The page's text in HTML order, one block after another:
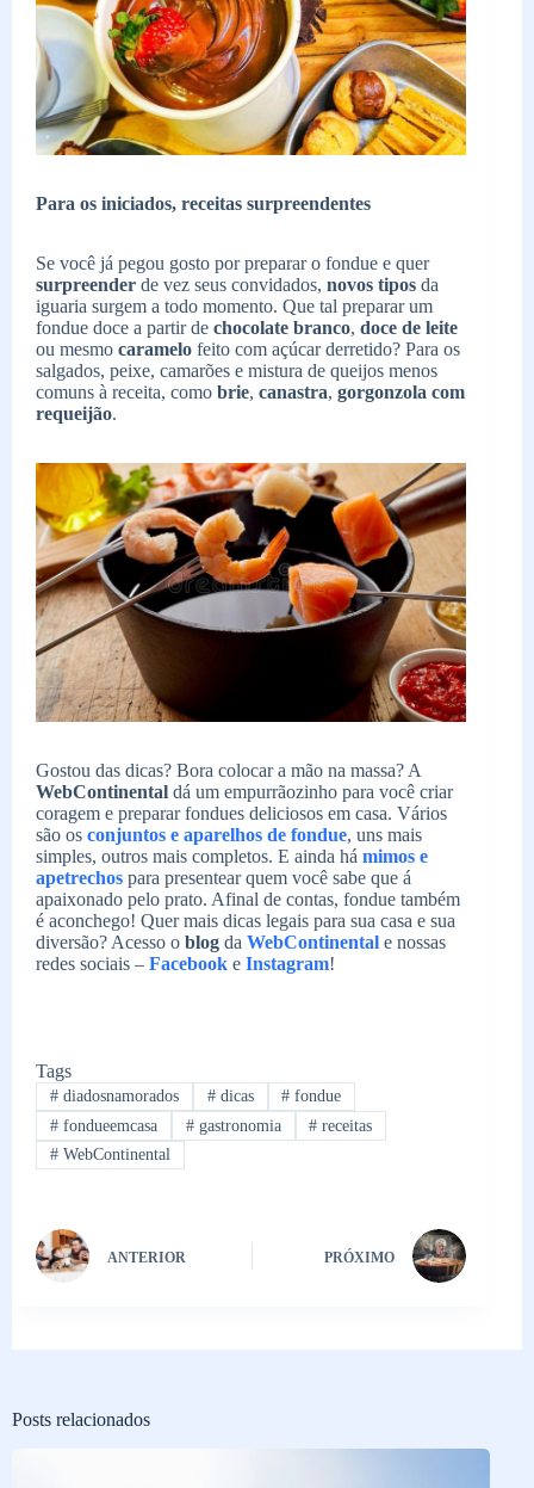
Para os iniciados, receitas surpreendentes
Se você já pegou gosto por preparar o fondue e quer
surpreender de vez seus convidados, novos tipos da
iguaria surgem a todo momento. Que tal preparar um
fondue doce a partir de chocolate branco, doce de leite
ou mesmo caramelo feito com açúcar derretido? Para os
salgados, peixe, camarões e mistura de queijos menos
comuns à receita, como brie, canastra, gorgonzola com
requeijão.
Gostou das dicas? Bora colocar a mão na massa? A
WebContinental dá um empurrãozinho para você criar
coragem e preparar fondues deliciosos em casa. Vários
são os conjuntos e aparelhos de fondue, uns mais
simples, outros mais completos. E ainda há mimos e
apetrechos para presentear quem você sabe que á
apaixonado pelo prato. Afinal de contas, fondue também
é aconchego! Quer mais dicas legais para sua casa e sua
diversão? Acesso o blog da WebContinental e nossas
redes sociais – Facebook e Instagram!
Tags
#diadosnamorados #dicas # fondue
#fondueemcasa #gastronomia # receitas
#WebContinental
ANTERIOR PRÓXIMO
Posts relacionados